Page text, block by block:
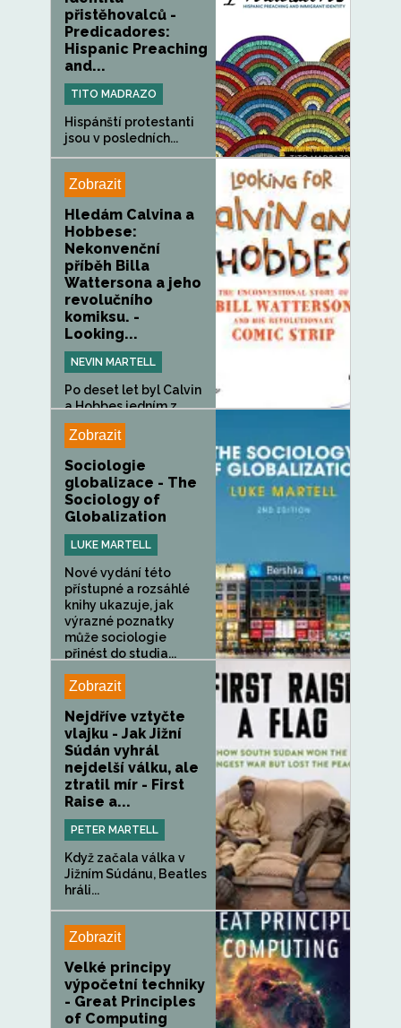
přistěhovalců -
Predicadores:
Hispanic Preaching
and...
TITO MADRAZO
Hispánští protestanti
jsou v posledních...
Zobrazit
Hledám Calvina a
Hobbese:
Nekonvenční
příběh Billa
Wattersona a jeho
revolučního
komiksu. -
Looking...
NEVIN MARTELL
Po deset let byl Calvin
a Hobbes jedním z...
Zobrazit
Sociologie
globalizace - The
Sociology of
Globalization
LUKE MARTELL
Nové vydání této
přístupné a rozsáhlé
knihy ukazuje, jak
výrazné poznatky
může sociologie
přinést do studia...
Zobrazit
Nejdříve vztyčte
vlajku - Jak Jižní
Súdán vyhrál
nejdelší válku, ale
ztratil mír - First
Raise a...
PETER MARTELL
Když začala válka v
Jižním Súdánu, Beatles
hráli...
Zobrazit
Velké principy
výpočetní techniky
- Great Principles
of Computing